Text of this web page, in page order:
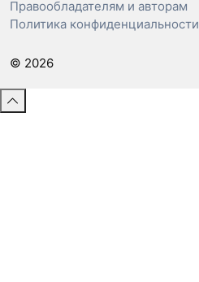
Правообладателям и авторам
Политика конфиденциальности
© 2026